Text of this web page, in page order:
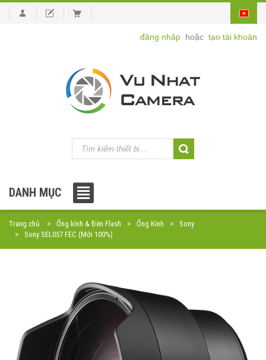
đăng nhập hoặc tạo tài khoản
DANH MỤC
Trang chủ Ống kính & Đèn Flash Ống Kính
Sony
Sony SEL057 FEC (Mới 100%)